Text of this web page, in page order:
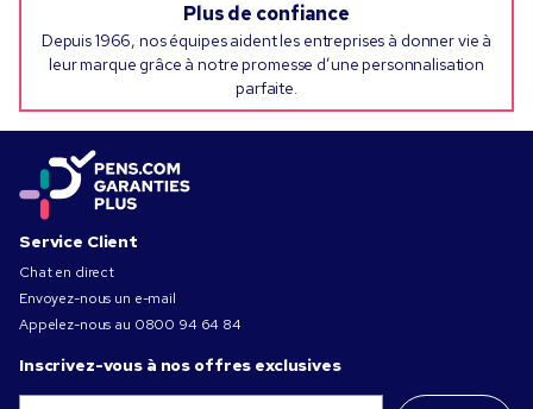
Plus de confiance
Depuis 1966, nos équipes aident les entreprises à donner vie à
leur marque grâce à notre promesse d’une personnalisation
parfaite.
Service Client
Chat en direct
Envoyez-nous un e-mail
Appelez-nous au 0800 94 64 84
Inscrivez-vous à nos offres exclusives